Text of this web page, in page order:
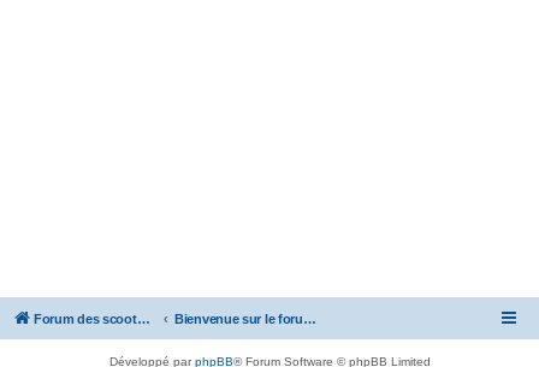
Forum des scooters SYM - GTS -MAXSYM - CRUISYM - JOYMAX - Maxsym TL Bienvenue sur le forum des scooters de la gamme SYM
Développé parphpBB® Forum Software © phpBB Limited